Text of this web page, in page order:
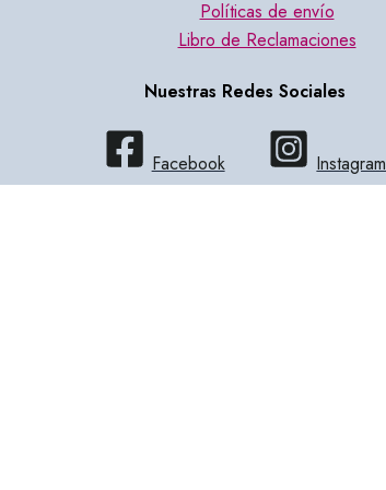
Políticas de envío
Libro de Reclamaciones
Nuestras Redes Sociales
Facebook Instagram